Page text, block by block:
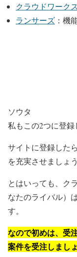
クラウドワークス
ランサーズ ：機
ソウタ
私もこの2つに登録
サイトに登録した
を充実させましょ
とはいっても、ク
なたのライバル）
す。
なので初めは、受
案件を受注しまし